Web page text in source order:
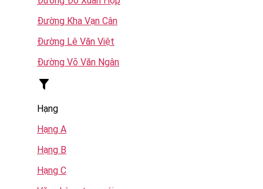
Đường Kha Vạn Cân
Đường Lê Văn Việt
Đường Võ Văn Ngân
Hạng
Hạng A
Hạng B
Hạng C